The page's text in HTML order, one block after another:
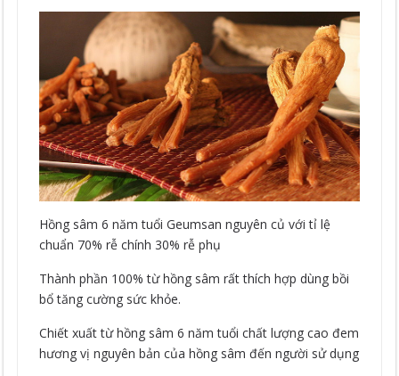
Hồng sâm 6 năm tuổi Geumsan nguyên củ với tỉ lệ
chuẩn 70% rễ chính 30% rễ phụ
Thành phần 100% từ hồng sâm rất thích hợp dùng bồi
bổ tăng cường sức khỏe.
Chiết xuất từ hồng sâm 6 năm tuổi chất lượng cao đem
hương vị nguyên bản của hồng sâm đến người sử dụng